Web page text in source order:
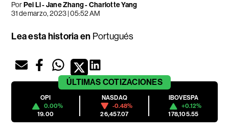
PorPei Li - Jane Zhang - Charlotte Yang
31 de marzo, 2023 | 05:52 AM
Lea esta historia en Portugués
ÚLTIMAS COTIZACIONES
OPI
0.00%
19.00
NASDAQ
-0.48%
26,457.07
IBOVESPA
+0.12%
178,105.55